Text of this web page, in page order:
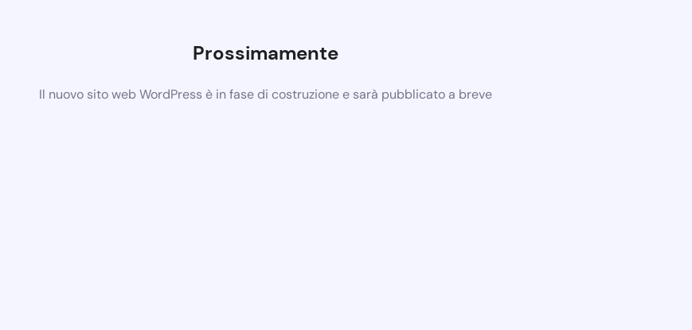
Prossimamente
Il nuovo sito web WordPress è in fase di costruzione e sarà pubblicato a breve